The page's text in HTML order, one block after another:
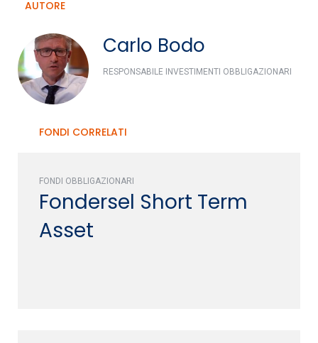
AUTORE
Carlo Bodo
RESPONSABILE INVESTIMENTI OBBLIGAZIONARI
FONDI CORRELATI
FONDI OBBLIGAZIONARI
Fondersel Short Term
Asset